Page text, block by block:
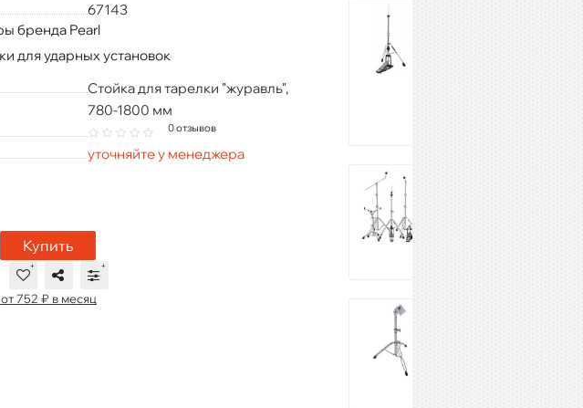
67143
бренда Pearl
для ударных установок
Стойка для тарелки "журавль",
780-1800 мм
0 отзывов
уточняйте у менеджера
Купить
752 ₽ в месяц